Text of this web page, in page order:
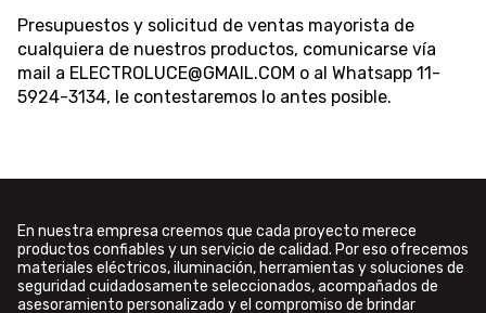
Presupuestos y solicitud de ventas mayorista de
cualquiera de nuestros productos, comunicarse vía
mail a ELECTROLUCE@GMAIL.COM o al Whatsapp 11-
5924-3134, le contestaremos lo antes posible.
En nuestra empresa creemos que cada proyecto merece
productos confiables y un servicio de calidad. Por eso ofrecemos
materiales eléctricos, iluminación, herramientas y soluciones de
seguridad cuidadosamente seleccionados, acompañados de
asesoramiento personalizado y el compromiso de brindar